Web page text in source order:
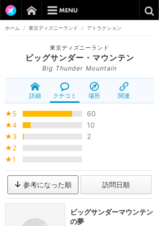
ホーム / 東京ディズニーランド / アトラクション
東京ディズニーランド
ビッグサンダー・マウンテン
Big Thunder Mountain
詳細 クチコミ 場所 関連
★5
60
★4
10
★3
2
★2
★1
参考になった順 訪問日順
ビッグサンダーマウンテン
の夢